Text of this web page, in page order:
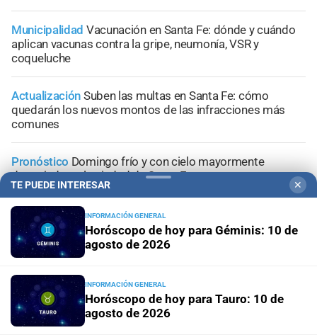
Municipalidad Vacunación en Santa Fe: dónde y cuándo
aplican vacunas contra la gripe, neumonía, VSR y
coqueluche
Actualización Suben las multas en Santa Fe: cómo
quedarán los nuevos montos de las infracciones más
comunes
Pronóstico Domingo frío y con cielo mayormente
despejado en la ciudad de Santa Fe
Santa Fe ciudadEsmeralda Este II: la Villa Suramericana
que después de los Juegos será hogar de 346 familias
+Sucesos
TE PUEDE INTERESAR ✕
INFORMACIÓN GENERAL
Horóscopo de hoy para Géminis: 10 de
agosto de 2026
INFORMACIÓN GENERAL
Horóscopo de hoy para Tauro: 10 de
agosto de 2026